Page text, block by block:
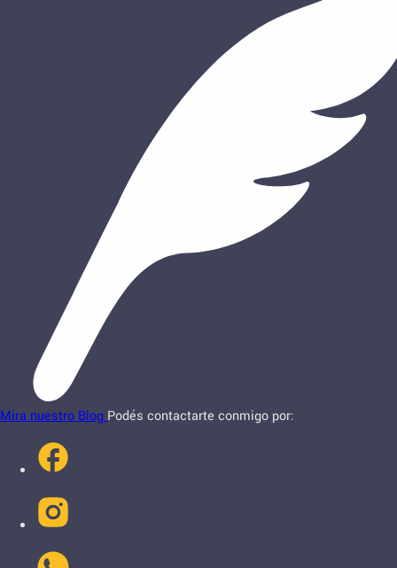
Mira nuestro Blog Podés contactarte conmigo por: